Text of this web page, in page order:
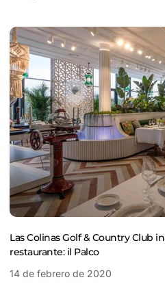
Las Colinas Golf & Country Club
restaurante: il Palco
14 de febrero de 2020